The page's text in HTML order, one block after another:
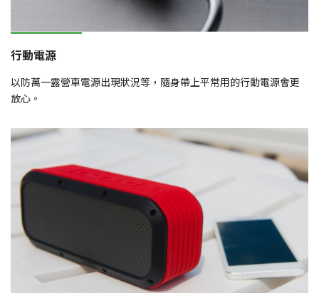
行動電源
以防萬一露營車電源出現狀況等，隨身帶上平常用的行動電源會更
放心。